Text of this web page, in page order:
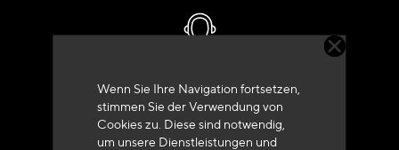
Wenn Sie Ihre Navigation fortsetzen,
stimmen Sie der Verwendung von
Cookies zu. Diese sind notwendig,
um unsere Dienstleistungen und
Kundenservice
+33 (0)4 79 72 62 22 Drücken 1